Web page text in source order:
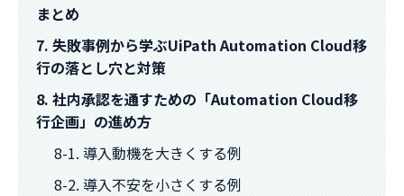
まとめ
7. 失敗事例から学ぶUiPath Automation Cloud移
行の落とし穴と対策
8. 社内承認を通すための「Automation Cloud移
行企画」の進め方
8-1. 導入動機を大きくする例
8-2. 導入不安を小さくする例